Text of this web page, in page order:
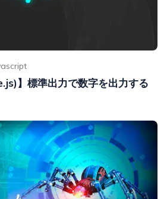
】標準出力で数字を出力する